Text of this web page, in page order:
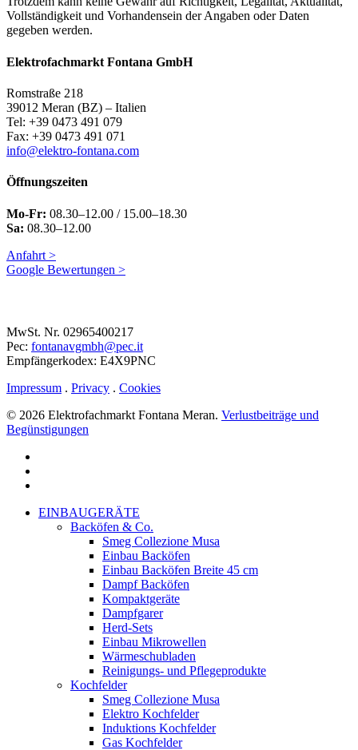
Vollständigkeit und Vorhandensein der Angaben oder Daten
gegeben werden.
Elektrofachmarkt Fontana GmbH
Romstraße 218
39012 Meran (BZ) – Italien
Tel: +39 0473 491 079
Fax: +39 0473 491 071
info@elektro-fontana.com
Öffnungszeiten
Mo-Fr: 08.30–12.00 / 15.00–18.30
Sa: 08.30–12.00
Anfahrt >
Google Bewertungen >
MwSt. Nr. 02965400217
Pec: fontanavgmbh@pec.it
Empfängerkodex: E4X9PNC
Impressum . Privacy . Cookies
© 2026 Elektrofachmarkt Fontana Meran. Verlustbeiträge und
Begünstigungen
Menu
Close
EINBAUGERÄTE
Backöfen & Co.
Smeg Collezione Musa
Einbau Backöfen
Einbau Backöfen Breite 45 cm
Dampf Backöfen
Kompaktgeräte
Dampfgarer
Herd-Sets
Einbau Mikrowellen
Wärmeschubladen
Reinigungs- und Pflegeprodukte
Kochfelder
Smeg Collezione Musa
Elektro Kochfelder
Induktions Kochfelder
Gas Kochfelder